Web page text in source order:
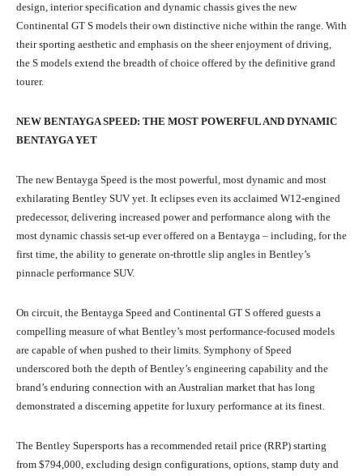
design, interior specification and dynamic chassis gives the new
Continental GT S models their own distinctive niche within the range. With
their sporting aesthetic and emphasis on the sheer enjoyment of driving,
the S models extend the breadth of choice offered by the definitive grand
tourer.
NEW BENTAYGA SPEED: THE MOST POWERFUL AND DYNAMIC
BENTAYGA YET
The new Bentayga Speed is the most powerful, most dynamic and most
exhilarating Bentley SUV yet. It eclipses even its acclaimed W12-engined
predecessor, delivering increased power and performance along with the
most dynamic chassis set-up ever offered on a Bentayga – including, for the
first time, the ability to generate on-throttle slip angles in Bentley’s
pinnacle performance SUV.
On circuit, the Bentayga Speed and Continental GT S offered guests a
compelling measure of what Bentley’s most performance-focused models
are capable of when pushed to their limits. Symphony of Speed
underscored both the depth of Bentley’s engineering capability and the
brand’s enduring connection with an Australian market that has long
demonstrated a discerning appetite for luxury performance at its finest.
The Bentley Supersports has a recommended retail price (RRP) starting
from $794,000, excluding design configurations, options, stamp duty and